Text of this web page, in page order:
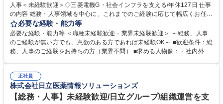
人事＜未経験歓迎＞◇三菱電機G・社会インフラを支える/年休127日 仕事
の内容 総務・人事領域を中心に、これまでのご経験に応じて幅広くお任せ
します。 ＜具体的には＞ ・総務/人事労務（給与・社保・勤怠管理など）
・採用・教育研修 ・福利厚生運用 など ※基本的には事務所勤務ですが、
採用や教育等の業務内容により、関西圏以外への日帰り・宿泊を伴う国内
出張もございます。 ※担当業務を持ちつつ、お互いに助け合いながら、総
必要な経験・能力等
必要な経験・能力等 ＜職種未経験歓迎・業界未経験歓迎＞ ～総務、人事
のご経験が無い方でも、意欲のある方であれば未経験OK～ ■歓迎条件：総
務、人事のご経験をお持ちの方（業界不問） ■求める人物像：・社内外の
正社員
株式会社日立医薬情報ソリューションズ
【総務・人事】未経験歓迎/日立グループ/組織運営を支